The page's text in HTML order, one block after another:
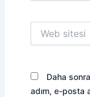
sitesi
Daha
adım, e-posta